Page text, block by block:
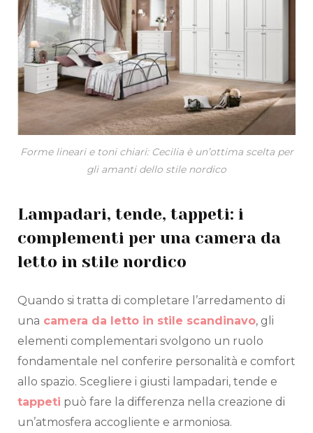
Forme lineari e toni chiari: Cecilia è un’ottima scelta per
gli amanti dello stile nordico
Lampadari, tende, tappeti: i
complementi per una camera da
letto in stile nordico
Quando si tratta di completare l’arredamento di
una camera da letto in stile scandinavo, gli
elementi complementari svolgono un ruolo
fondamentale nel conferire personalità e comfort
allo spazio. Scegliere i giusti lampadari, tende e
tappeti può fare la differenza nella creazione di
un’atmosfera accogliente e armoniosa.